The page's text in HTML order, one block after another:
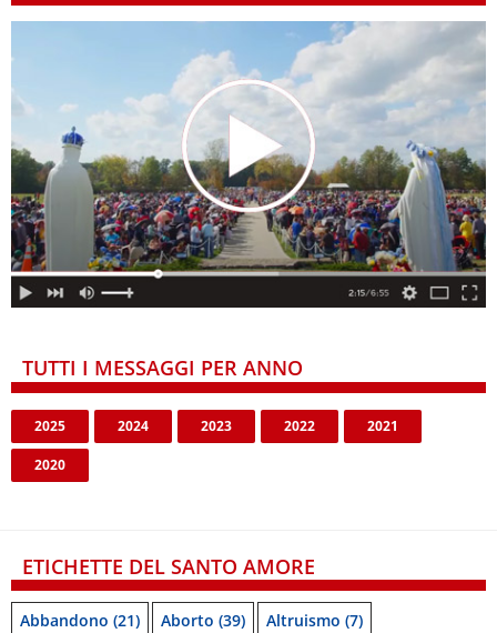
TUTTI I MESSAGGI PER ANNO
2025 2024 2023 2022 2021
2020
ETICHETTE DEL SANTO AMORE
Abbandono (21) Aborto (39) Altruismo (7)